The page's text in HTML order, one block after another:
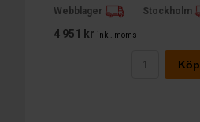
Webblager
Stockholm
4 951 kr inkl. moms
Köp